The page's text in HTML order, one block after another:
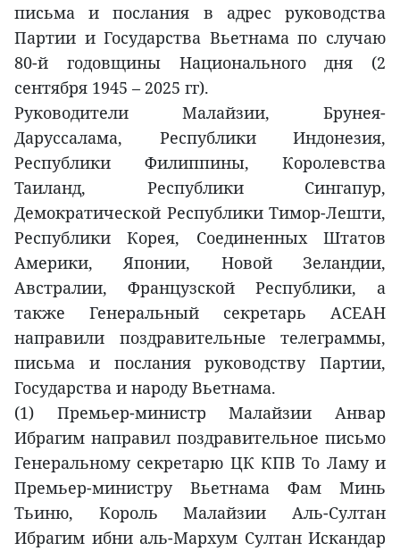
письма и послания в адрес руководства
Партии и Государства Вьетнама по случаю
80-й годовщины Национального дня (2
сентября 1945 – 2025 гг).
Руководители Малайзии, Брунея-
Даруссалама, Республики Индонезия,
Республики Филиппины, Королевства
Таиланд, Республики Сингапур,
Демократической Республики Тимор-Лешти,
Республики Корея, Соединенных Штатов
Америки, Японии, Новой Зеландии,
Австралии, Французской Республики, а
также Генеральный секретарь АСЕАН
направили поздравительные телеграммы,
письма и послания руководству Партии,
Государства и народу Вьетнама.
(1) Премьер-министр Малайзии Анвар
Ибрагим направил поздравительное письмо
Генеральному секретарю ЦК КПВ То Ламу и
Премьер-министру Вьетнама Фам Минь
Тьиню, Король Малайзии Аль-Султан
Ибрагим ибни аль-Мархум Султан Искандар